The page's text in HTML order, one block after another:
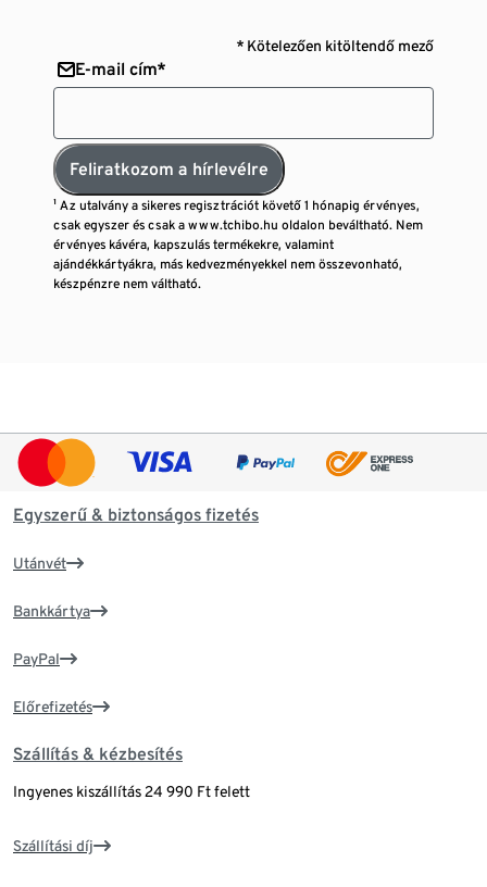
* Kötelezően kitöltendő mező
E-mail cím*
Feliratkozom a hírlevélre
¹ Az utalvány a sikeres regisztrációt követő 1 hónapig érvényes,
csak egyszer és csak a www.tchibo.hu oldalon beváltható. Nem
érvényes kávéra, kapszulás termékekre, valamint
ajándékkártyákra, más kedvezményekkel nem összevonható,
készpénzre nem váltható.
Egyszerű & biztonságos fizetés
Utánvét
Bankkártya
PayPal
Előrefizetés
Szállítás & kézbesítés
Ingyenes kiszállítás 24 990 Ft felett
Szállítási díj